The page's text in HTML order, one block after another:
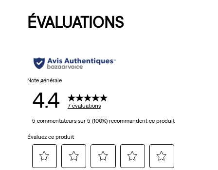
ÉVALUATIONS
Note générale
4.4 7 évaluations
5 commentateurs sur 5 (100%) recommandent ce produit
Évaluez ce produit